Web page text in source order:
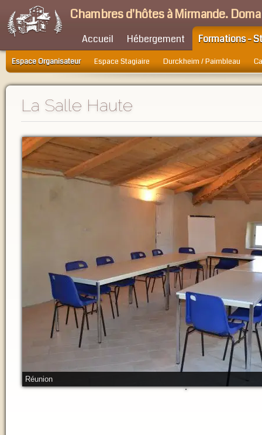
Chambres d'hôtes à Mirmande.
Accueil Hébergement Formations -
Espace Organisateur Espace Stagiaire Durckheim / Paimbleau
La Salle Haute
Réunion